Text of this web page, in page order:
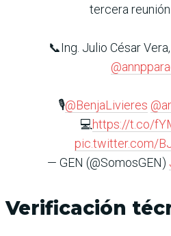
tercera reunión
📞Ing. Julio César
🎙️@BenjaLivieres
💻https://t.co/
pic.twitter.com/
— GEN (@SomosGEN)
Verificación